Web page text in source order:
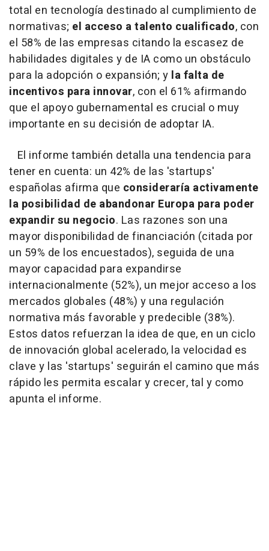
total en tecnología destinado al cumplimiento de
normativas; el acceso a talento cualificado, con
el 58% de las empresas citando la escasez de
habilidades digitales y de IA como un obstáculo
para la adopción o expansión; y la falta de
incentivos para innovar, con el 61% afirmando
que el apoyo gubernamental es crucial o muy
importante en su decisión de adoptar IA.
El informe también detalla una tendencia para
tener en cuenta: un 42% de las 'startups'
españolas afirma que consideraría activamente
la posibilidad de abandonar Europa para poder
expandir su negocio. Las razones son una
mayor disponibilidad de financiación (citada por
un 59% de los encuestados), seguida de una
mayor capacidad para expandirse
internacionalmente (52%), un mejor acceso a los
mercados globales (48%) y una regulación
normativa más favorable y predecible (38%).
Estos datos refuerzan la idea de que, en un ciclo
de innovación global acelerado, la velocidad es
clave y las 'startups' seguirán el camino que más
rápido les permita escalar y crecer, tal y como
apunta el informe.